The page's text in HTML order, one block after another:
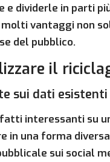
dividerle in parti
vantaggi non
del pubblico.
il
sui dati esistenti
interessanti su
in una forma
sui social